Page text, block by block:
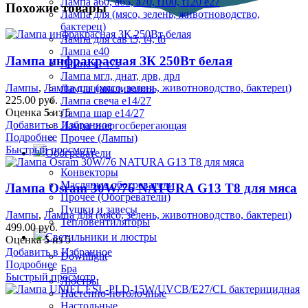
Лампа для (мясо, зелень, животноводство,
бактерец)
Лампа для сав t5, t4, t8
Лампа е40
Лампа кг r7s
Лампа мгл, днат, дрв, дрл
Лампа накаливания
Лампа свеча е14/27
Лампа шар е14/27
Лампа энергосберегающая
Прочее (Лампы)
Обогреватели
Конвекторы
Масляные обогреватели
Прочее (Обогреватели)
Пушки и завесы
Тепловентиляторы
Светильники и люстры
Downlight
Бра
Люстры
Настенно-потолочные
Настольные
Похожие товары
Лампа инфракрасная ЗК 250Вт белая
Лампы, Лампа для (мясо, зелень, животноводство, бактерец)
225.00 руб.
Оценка 5из 5
Добавить в Избранное
Подробнее
Быстрый просмотр
Лампа Osram 30W/76 NATURA G13 T8 для мяса
Лампы, Лампа для (мясо, зелень, животноводство, бактерец)
499.00руб.
Оценка5из 5
Добавить в Избранное
Подробнее
Быстрый просмотр